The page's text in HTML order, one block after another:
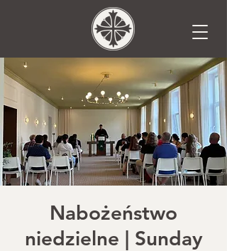
Nabożeństwo
niedzielne | Sunday